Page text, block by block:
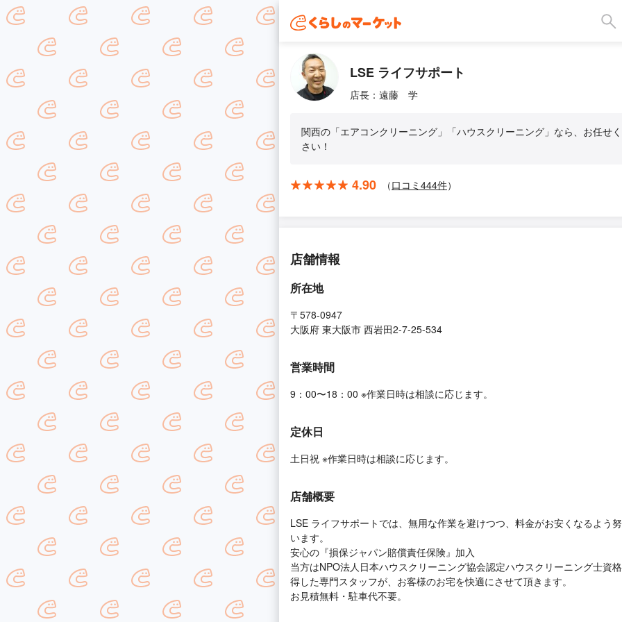
LSE ライフサポート
店長：遠藤 学
関西の「エアコンクリーニング」「ハウスクリーニング」なら、お任せ
さい！
4.90 （口コミ 444件）
店舗情報
所在地
〒578-0947
大阪府 東大阪市 西岩田2-7-25-534
営業時間
9：00〜18：00 ※作業日時は相談に応じます。
定休日
土日祝 ※作業日時は相談に応じます。
店舗概要
LSE ライフサポートでは、無用な作業を避けつつ、料金がお安くなるよう
います。
安心の『損保ジャパン賠償責任保険』加入
当方はNPO法人日本ハウスクリーニング協会認定ハウスクリーニング士資
得した専門スタッフが、お客様のお宅を快適にさせて頂きます。
お見積無料・駐車代不要。